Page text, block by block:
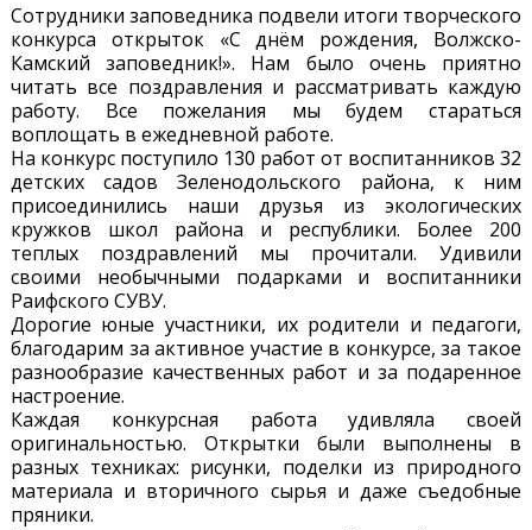
Сотрудники заповедника подвели итоги творческого
конкурса открыток «С днём рождения, Волжско-
Камский заповедник!». Нам было очень приятно
читать все поздравления и рассматривать каждую
работу. Все пожелания мы будем стараться
воплощать в ежедневной работе.
На конкурс поступило 130 работ от воспитанников 32
детских садов Зеленодольского района, к ним
присоединились наши друзья из экологических
кружков школ района и республики. Более 200
теплых поздравлений мы прочитали. Удивили
своими необычными подарками и воспитанники
Раифского СУВУ.
Дорогие юные участники, их родители и педагоги,
благодарим за активное участие в конкурсе, за такое
разнообразие качественных работ и за подаренное
настроение.
Каждая конкурсная работа удивляла своей
оригинальностью. Открытки были выполнены в
разных техниках: рисунки, поделки из природного
материала и вторичного сырья и даже съедобные
пряники.